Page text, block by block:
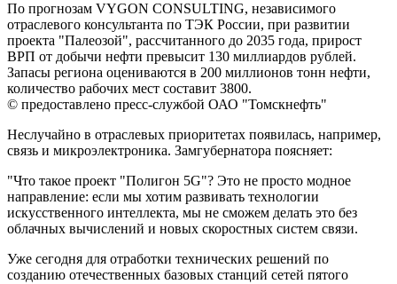
По прогнозам VYGON CONSULTING, независимого
отраслевого консультанта по ТЭК России, при развитии
проекта "Палеозой", рассчитанного до 2035 года, прирост
ВРП от добычи нефти превысит 130 миллиардов рублей.
Запасы региона оцениваются в 200 миллионов тонн нефти,
количество рабочих мест составит 3800.
© предоставлено пресс-службой ОАО "Томскнефть"
Неслучайно в отраслевых приоритетах появилась, например,
связь и микроэлектроника. Замгубернатора поясняет:
"Что такое проект "Полигон 5G"? Это не просто модное
направление: если мы хотим развивать технологии
искусственного интеллекта, мы не сможем делать это без
облачных вычислений и новых скоростных систем связи.
Уже сегодня для отработки технических решений по
созданию отечественных базовых станций сетей пятого